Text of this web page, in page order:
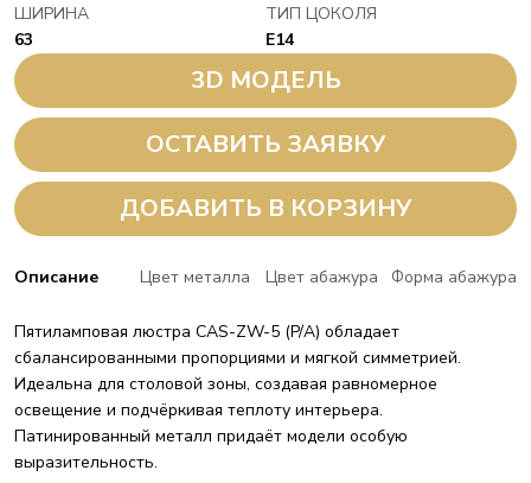
ШИРИНА
63
ТИП ЦОКОЛЯ
E14
3D МОДЕЛЬ
ОСТАВИТЬ ЗАЯВКУ
ДОБАВИТЬ В КОРЗИНУ
Описание Цвет металла Цвет абажура Форма абажура
Пятиламповая люстра CAS-ZW-5 (P/A) обладает
сбалансированными пропорциями и мягкой симметрией.
Идеальна для столовой зоны, создавая равномерное
освещение и подчёркивая теплоту интерьера.
Патинированный металл придаёт модели особую
выразительность.